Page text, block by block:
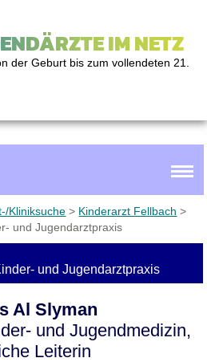
IM NETZ
der Geburt bis zum vollendeten 21.
Kliniksuche > Kinderarzt Fellbach >
und Jugendarztpraxis
und Jugendarztpraxis
Al Slyman
und Jugendmedizin,
Leiterin